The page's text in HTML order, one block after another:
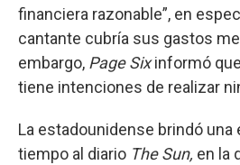
financiera razonable”, en
cantante cubría sus gastos
embargo, Page Sixinformó
tiene intenciones de realizar
La estadounidense brindó una
tiempo al diario The Sun, en la